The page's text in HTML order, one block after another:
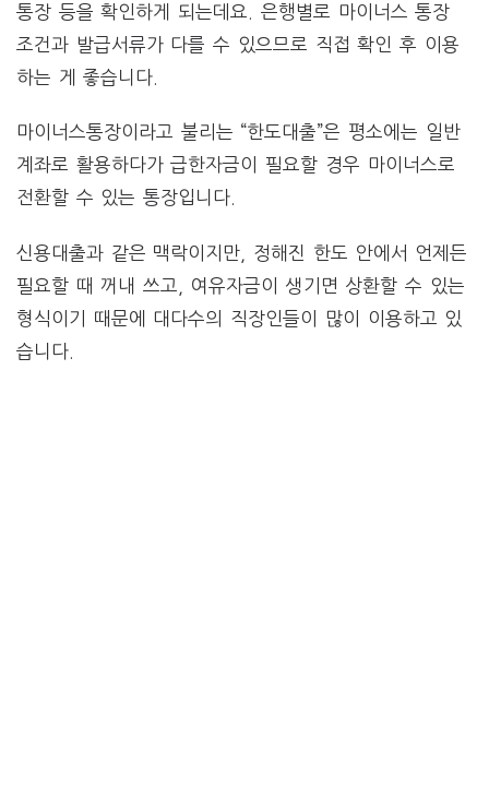
통장 등을 확인하게 되는데요. 은행별로 마이너스 통장
조건과 발급서류가 다를 수 있으므로 직접 확인 후 이용
하는 게 좋습니다.
마이너스통장이라고 불리는 “한도대출”은 평소에는 일반
계좌로 활용하다가 급한자금이 필요할 경우 마이너스로
전환할 수 있는 통장입니다.
신용대출과 같은 맥락이지만, 정해진 한도 안에서 언제든
필요할 때 꺼내 쓰고, 여유자금이 생기면 상환할 수 있는
형식이기 때문에 대다수의 직장인들이 많이 이용하고 있
습니다.